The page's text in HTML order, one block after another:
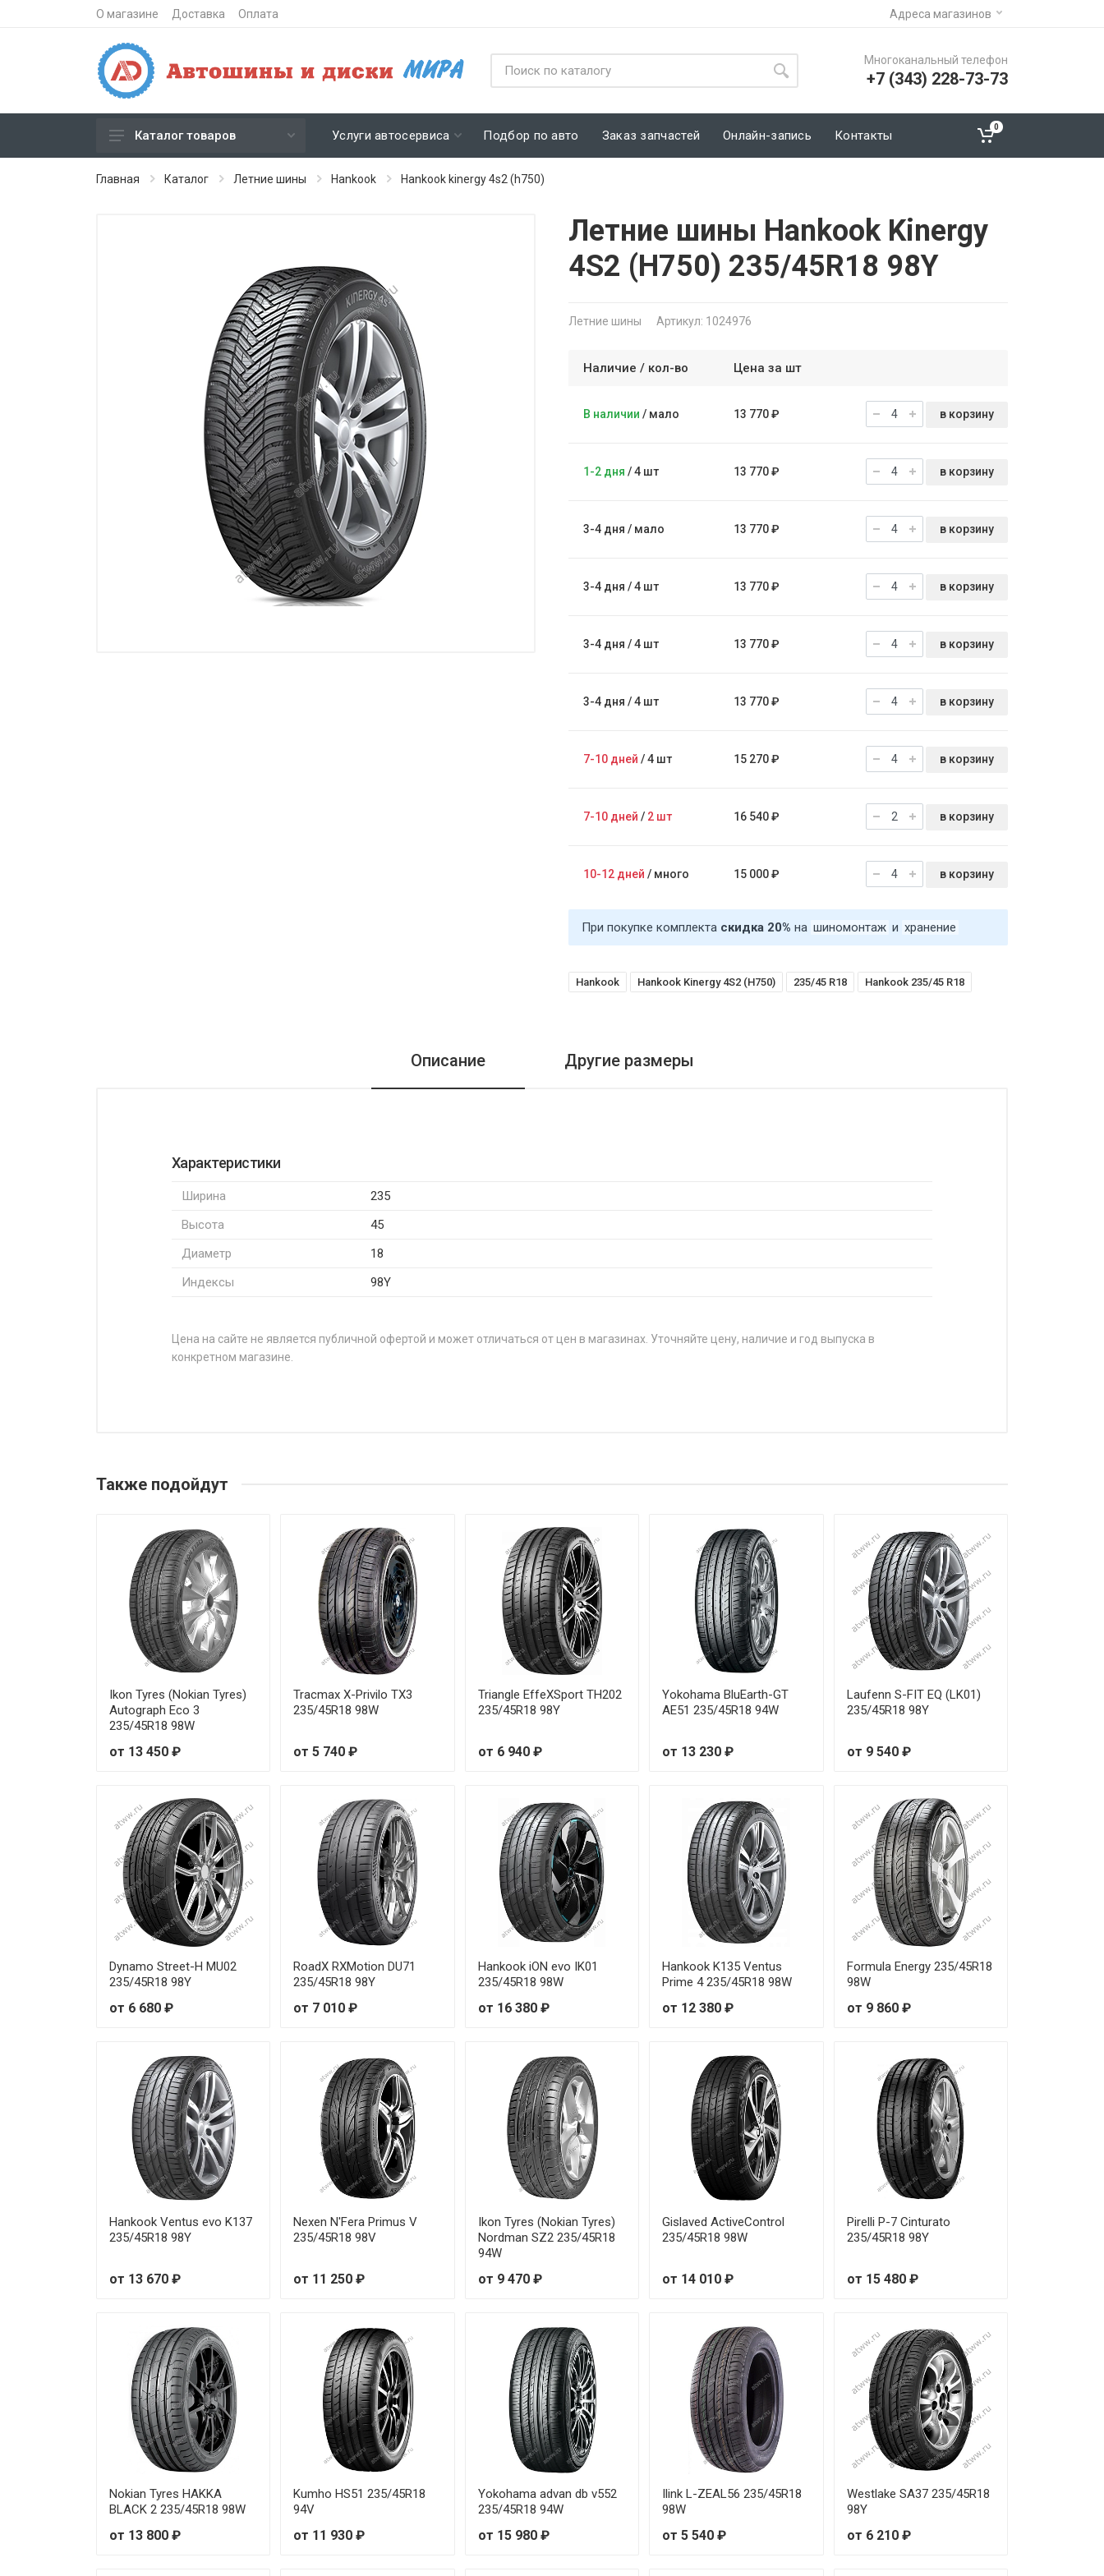
О магазине Доставка Оплата Адреса магазинов
Многоканальный телефон
+7 (343) 228-73-73
Зимние шипованные шины
Каталог товаров Услуги автосервиса Подбор по авто Заказ запчастей Онлайн-запись Контакты
0
Главная Каталог Летние шины Hankook Hankook kinergy 4s2 (h750)
Летние шины Hankook Kinergy
4S2 (H750) 235/45R18 98Y
Летние шины Артикул: 1024976
Наличие / кол-во Цена за шт
В наличии / мало 13 770 ₽ в корзину
1-2 дня /4 шт 13 770 ₽ в корзину
3-4 дня / мало 13 770 ₽ в корзину
3-4 дня /4 шт 13 770 ₽ в корзину
3-4 дня /4 шт 13 770 ₽ в корзину
3-4 дня /4 шт 13 770 ₽ в корзину
7-10 дней /4 шт 15 270 ₽ в корзину
7-10 дней / 2 шт 16 540 ₽ в корзину
10-12 дней / много 15 000 ₽ в корзину
При покупке комплекта скидка 20% на шиномонтаж и хранение
Hankook Hankook Kinergy 4S2 (H750) 235/45 R18 Hankook 235/45 R18
Описание Другие размеры
Характеристики
Ширина
235
Высота
45
Диаметр
18
Индексы
98Y
Цена на сайте не является публичной офертой и может отличаться от цен в магазинах. Уточняйте цену, наличие и год выпуска в
конкретном магазине.
Hankook Kinergy 4S2 (H750) 175/55R15 77T
Hankook Kinergy 4S2 (H750) 175/65R14 86H от 4 960 ₽
Hankook Kinergy 4S2 (H750) 175/70R14 88T от 6 030 ₽
Hankook Kinergy 4S2 (H750) 185/50R16 81H от 9 740 ₽
Hankook Kinergy 4S2 (H750) 185/55R15 86H от 8 220 ₽
Hankook Kinergy 4S2 (H750) 185/60R14 82H от 5 290 ₽
Hankook Kinergy 4S2 (H750) 185/65R15 88H от 5 600 ₽
Hankook Kinergy 4S2 (H750) 185/70R14 88T от 8 390 ₽
Hankook Kinergy 4S2 (H750) 195/45R16 84V от 9 110 ₽
Hankook Kinergy 4S2 (H750) 195/50R15 82V от 6 520 ₽
Hankook Kinergy 4S2 (H750) 195/50R16 88V от 7 750 ₽
Hankook Kinergy 4S2 (H750) 195/55R20 95H от 15 920 ₽
Hankook Kinergy 4S2 (H750) 195/60R15 88V от 7 080 ₽
Hankook Kinergy 4S2 (H750) 195/65R15 91V от 7 010 ₽
Hankook Kinergy 4S2 (H750) 205/40R17 84W от 8 760 ₽
Hankook Kinergy 4S2 (H750) 205/45R17 88V от 11 910 ₽
Hankook Kinergy 4S2 (H750) 205/55R16 94V от 7 410 ₽
Hankook Kinergy 4S2 (H750) 205/55R17 95V от 11 000 ₽
Hankook Kinergy 4S2 (H750) 205/55R19 97V от 15 150 ₽
Hankook Kinergy 4S2 (H750) 205/60R16 96H от 9 070 ₽
Hankook Kinergy 4S2 (H750) 205/60R16 96V от 7 570 ₽
Hankook Kinergy 4S2 (H750) 205/65R15 94H
Также подойдут
Ikon Tyres (Nokian Tyres)
Autograph Eco 3
235/45R18 98W
от 13 450 ₽
Tracmax X-Privilo TX3
235/45R18 98W
от 5 740 ₽
Triangle EffeXSport TH202
235/45R18 98Y
от 6 940 ₽
Yokohama BluEarth-GT
AE51 235/45R18 94W
от 13 230 ₽
Laufenn S-FIT EQ (LK01)
235/45R18 98Y
от 9 540 ₽
Dynamo Street-H MU02
235/45R18 98Y
от 6 680 ₽
RoadX RXMotion DU71
235/45R18 98Y
от 7 010 ₽
Hankook iON evo IK01
235/45R18 98W
от 16 380 ₽
Hankook K135 Ventus
Prime 4 235/45R18 98W
от 12 380 ₽
Formula Energy 235/45R18
98W
от 9 860 ₽
Hankook Ventus evo K137
235/45R18 98Y
от 13 670 ₽
Nexen N'Fera Primus V
235/45R18 98V
от 11 250 ₽
Ikon Tyres (Nokian Tyres)
Nordman SZ2 235/45R18
94W
от 9 470 ₽
Gislaved ActiveControl
235/45R18 98W
от 14 010 ₽
Pirelli P-7 Cinturato
235/45R18 98Y
от 15 480 ₽
Nokian Tyres HAKKA
BLACK 2 235/45R18 98W
от 13 800 ₽
Kumho HS51 235/45R18
94V
от 11 930 ₽
Yokohama advan db v552
235/45R18 94W
от 15 980 ₽
Ilink L-ZEAL56 235/45R18
98W
от 5 540 ₽
Westlake SA37 235/45R18
98Y
от 6 210 ₽